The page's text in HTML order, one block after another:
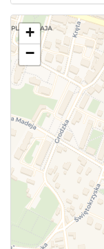
Użyj tego
zmianach w
+
−